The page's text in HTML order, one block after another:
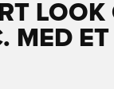
LOOK
MED